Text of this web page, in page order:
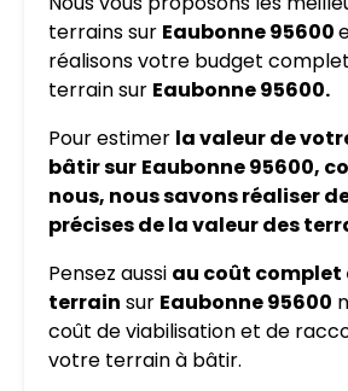
terrains sur Eaubonne 95600
réalisons votre budget
terrain sur Eaubonne 95600.
Pour estimer la valeur de
bâtir sur Eaubonne 95600,
nous, nous savons réaliser
précises de la valeur des
Pensez aussi au coût complet
terrain sur Eaubonne 95600
coût de viabilisation et de
votre terrain à bâtir.